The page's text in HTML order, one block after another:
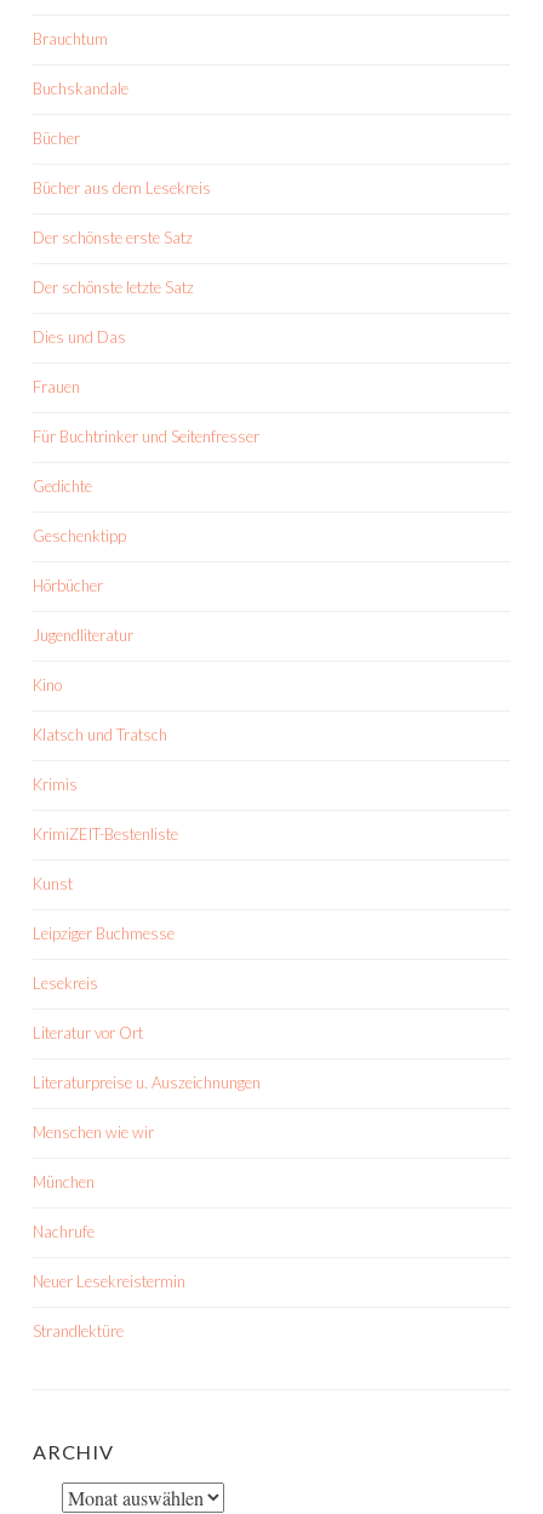
Brauchtum
Buchskandale
Bücher
Bücher aus dem Lesekreis
Der schönste erste Satz
Der schönste letzte Satz
Dies und Das
Frauen
Für Buchtrinker und Seitenfresser
Gedichte
Geschenktipp
Hörbücher
Jugendliteratur
Kino
Klatsch und Tratsch
Krimis
KrimiZEIT-Bestenliste
Kunst
Leipziger Buchmesse
Lesekreis
Literatur vor Ort
Literaturpreise u. Auszeichnungen
Menschen wie wir
München
Nachrufe
Neuer Lesekreistermin
Strandlektüre
ARCHIV
Archiv